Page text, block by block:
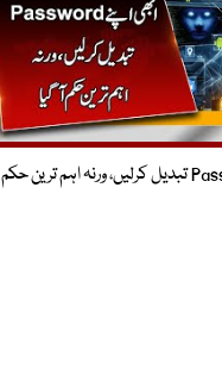
ابھی اپنے Password تبدیل کرلیں، ورنہ اہم ترین حکم